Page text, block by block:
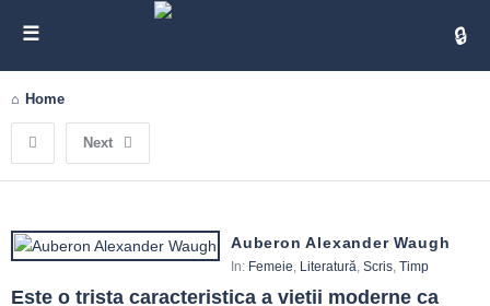
Home
Next
Auberon Alexander Waugh
In: Femeie, Literatură, Scris, Timp
Este o trista caracteristica a vietii moderne ca